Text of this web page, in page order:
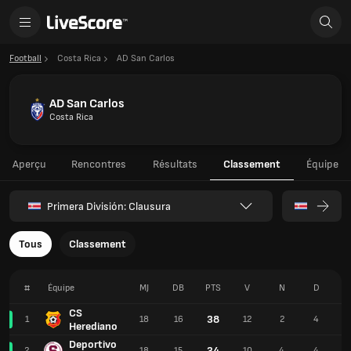
Football Costa Rica AD San Carlos
AD San Carlos
Costa Rica
Aperçu Rencontres Résultats Classement Équipe
Primera División: Clausura
Tous Classement
# Équipe
1
CS
Herediano
Deportivo
MJ DB PTS V N D
18 16 38 12 2 4